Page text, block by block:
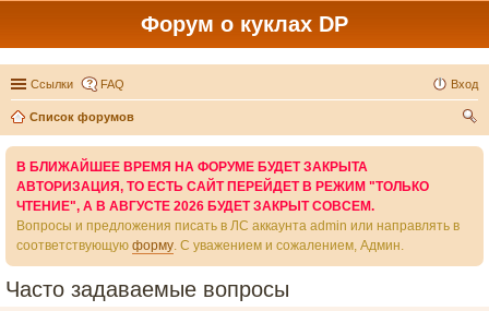
Форум о куклах DP
Ссылки FAQ Вход
Список форумов
В БЛИЖАЙШЕЕ ВРЕМЯ НА ФОРУМЕ БУДЕТ ЗАКРЫТА
АВТОРИЗАЦИЯ, ТО ЕСТЬ САЙТ ПЕРЕЙДЕТ В РЕЖИМ "ТОЛЬКО
ЧТЕНИЕ", А В АВГУСТЕ 2026 БУДЕТ ЗАКРЫТ СОВСЕМ.
Вопросы и предложения писать в ЛС аккаунта admin или направлять в
соответствующую форму. С уважением и сожалением, Админ.
Часто задаваемые вопросы